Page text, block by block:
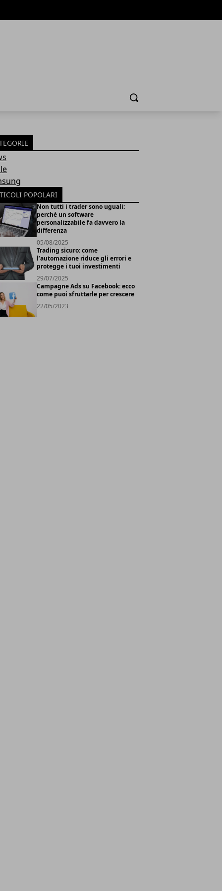
Cerca
POPOLARI
Non tutti i trader sono uguali:
perché un software
personalizzabile fa davvero la
differenza
05/08/2025
Trading sicuro: come
l’automazione riduce gli errori e
protegge i tuoi investimenti
29/07/2025
Campagne Ads su Facebook: ecco
come puoi sfruttarle per crescere
22/05/2023